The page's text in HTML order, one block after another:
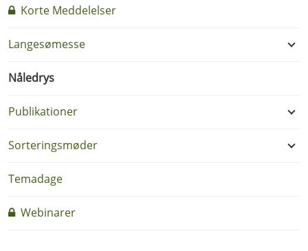
Korte Meddelelser
Langesømesse
Nåledrys
Publikationer
Sorteringsmøder
Temadage
Webinarer